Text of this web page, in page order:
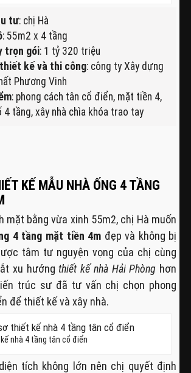
tư: chị Hà
: 55m2 x 4 tầng
trọn gói: 1 tỷ 320 triệu
kế và thi công: công ty Xây dựng
Phương Vinh
: phong cách tân cổ điển, mặt tiền 4,
4 tầng, xây nhà chìa khóa trao tay
KẾ MẪU NHÀ ỐNG 4 TẦNG
mặt bằng vừa xinh 55m2, chị Hà muốn
4 tầng mặt tiền 4m đẹp và không bị
tâm tư nguyện vọng của chị cùng
xu hướngthiết kế nhà Hải Phòng hơn
trúc sư đã tư vấn chị chọn phong
để thiết kế và xây nhà.
nhà 4 tầng tân cổ điển
tích không lớn nên chị quyết định